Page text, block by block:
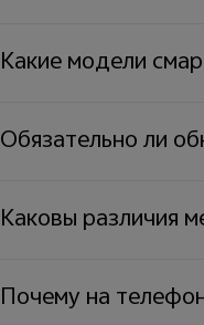
Какие модели
Обязательно ли
Каковы различия
Почему на